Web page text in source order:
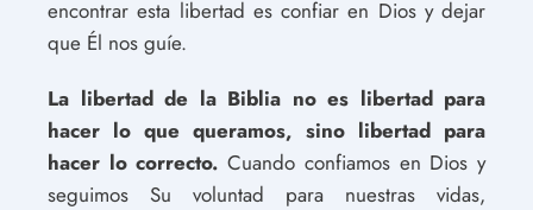
encontrar esta libertad es confiar en Dios y dejar
que Él nos guíe.
La libertad de la Biblia no es libertad para
hacer lo que queramos, sino libertad para
hacer lo correcto. Cuando confiamos en Dios y
seguimos Su voluntad para nuestras vidas,